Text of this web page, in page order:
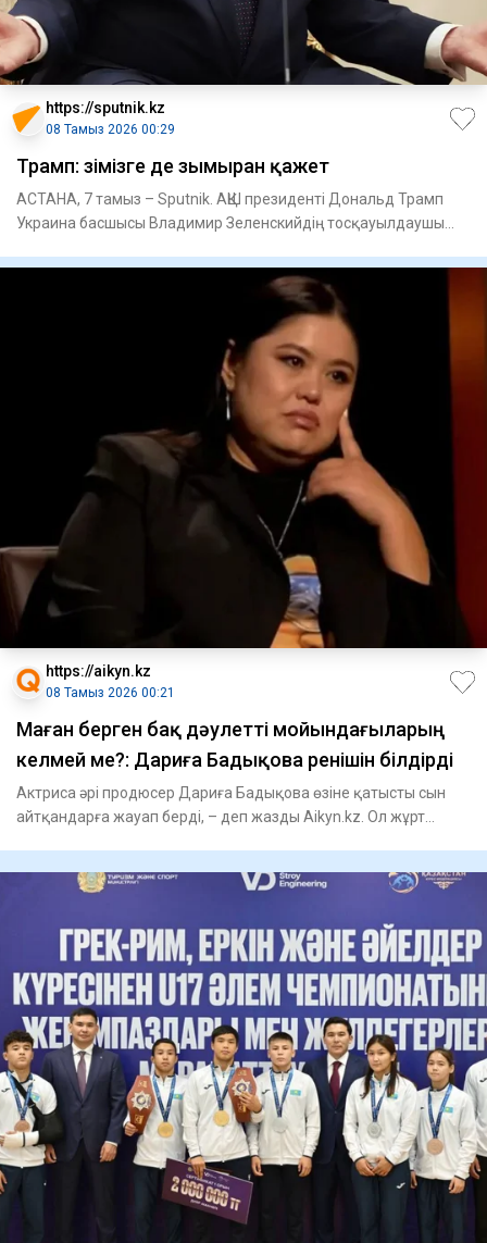
https://sputnik.kz
08 Тамыз 2026 00:29
Трамп: Өзімізге де зымыран қажет
АСТАНА, 7 тамыз – Sputnik. АҚШ президенті Дональд Трамп
Украина басшысы Владимир Зеленскийдің тосқауылдаушы
https://aikyn.kz
08 Тамыз 2026 00:21
Маған берген бақ дәулетті мойындағыларың
келмей ме?: Дариға Бадықова ренішін білдірді
Актриса әрі продюсер Дариға Бадықова өзіне қатысты сын
айтқандарға жауап берді, – деп жазды Aikyn.kz. Ол жұрт